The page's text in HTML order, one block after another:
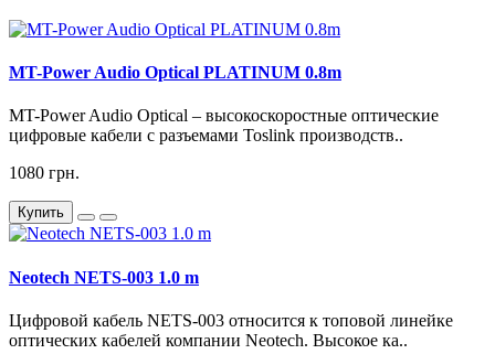
MT-Power Audio Optical PLATINUM 0.8m
MT-Power Audio Optical – высокоскоростные оптические
цифровые кабели с разъемами Toslink производств..
1080 грн.
Купить
Neotech NETS-003 1.0 m
Цифровой кабель NETS-003 относится к топовой линейке
оптических кабелей компании Neotech. Высокое ка..